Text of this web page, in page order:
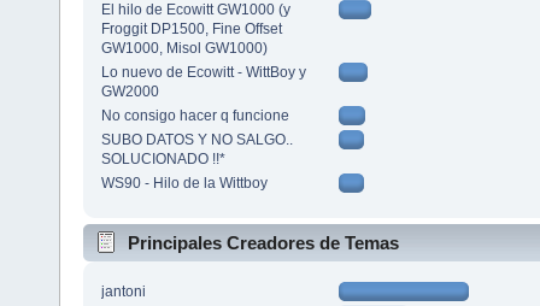
El hilo de Ecowitt GW1000 (y
Froggit DP1500, Fine Offset
GW1000, Misol GW1000)
Lo nuevo de Ecowitt - WittBoy y
GW2000
No consigo hacer q funcione
SUBO DATOS Y NO SALGO..
SOLUCIONADO !!*
WS90 - Hilo de la Wittboy
Principales Creadores de Temas
jantoni